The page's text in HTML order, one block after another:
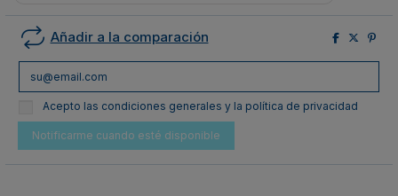
Añadir a la comparación
Acepto las condiciones generales y la política de privacidad